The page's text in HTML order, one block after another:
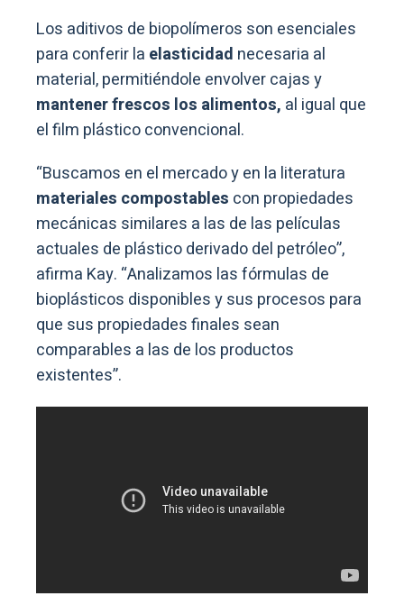
Los aditivos de biopolímeros son esenciales
para conferir la elasticidad necesaria al
material, permitiéndole envolver cajas y
mantener frescos los alimentos, al igual que
el film plástico convencional.
“Buscamos en el mercado y en la literatura
materiales compostables con propiedades
mecánicas similares a las de las películas
actuales de plástico derivado del petróleo”,
afirma Kay. “Analizamos las fórmulas de
bioplásticos disponibles y sus procesos para
que sus propiedades finales sean
comparables a las de los productos
existentes”.